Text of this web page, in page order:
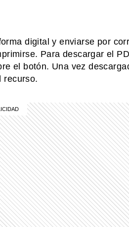
digital y enviarse por
Para descargar el
el botón. Una vez
recurso.